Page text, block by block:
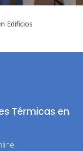
Edificios
Térmicas en